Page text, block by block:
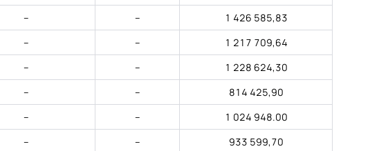
– –
1 426 585,83
– –
1 217 709,64
– –
1 228 624,30
– –
814 425,90
– –
1 024 948.00
– –
933 599,70